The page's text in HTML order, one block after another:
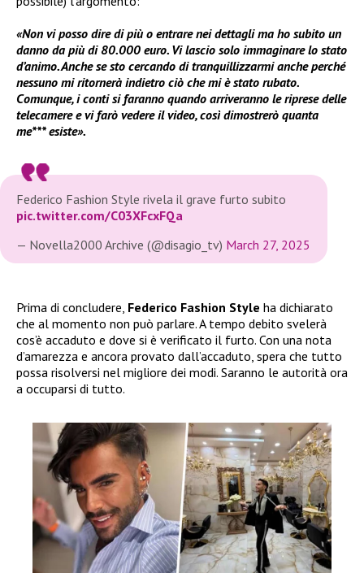
«Non vi posso dire di più o entrare nei dettagli ma ho subito un
danno da più di 80.000 euro. Vi lascio solo immaginare lo stato
d’animo. Anche se sto cercando di tranquillizzarmi anche perché
nessuno mi ritornerà indietro ciò che mi è stato rubato.
Comunque, i conti si faranno quando arriveranno le riprese delle
telecamere e vi farò vedere il video, così dimostrerò quanta
me*** esiste».
Federico Fashion Style rivela il grave furto subito
pic.twitter.com/C03XFcxFQa
— Novella2000 Archive (@disagio_tv) March 27, 2025
Prima di concludere, Federico Fashion Style ha dichiarato
che al momento non può parlare. A tempo debito svelerà
cos’è accaduto e dove si è verificato il furto. Con una nota
d’amarezza e ancora provato dall’accaduto, spera che tutto
possa risolversi nel migliore dei modi. Saranno le autorità ora
a occuparsi di tutto.